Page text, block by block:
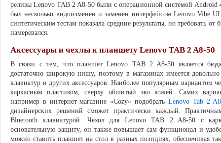
релизы Lenovo TAB 2 A8-50 были с операционной системой
был несколько видоизменен и заменен интерфейсом Lenovo Vibe
синтетическим тестам показала средние результаты, но требовать
намеревался.
Аксессуары и чехлы к планшету Lenovo TAB 2 A8-50
В связи с тем, что планшет Lenovo TAB 2 A8-50 является
достаточно широкую нишу, поэтому в магазинах имеется
клавиатур и других аксессуаров. Наиболее популярным вариантом
каркасным пластиком, сверху обшитый эко кожей. Самих
например в интернет-магазине «Cozy» подобрать Lenovo Tab 2
дизайнерских решений сможет практически каждый.
Bluetooth клавиатурой. Чехол для Lenovo TAB 2 A8-50 с
основательную защиту, он также повышает сам функционал и
можно ставить планшет на стол в разных позициях, обеспечивая